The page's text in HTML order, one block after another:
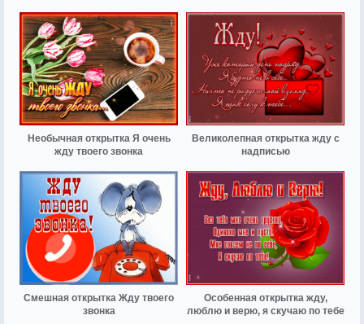
Необычная открытка Я очень
жду твоего звонка
Великолепная открытка жду с
надписью
Смешная открытка Жду твоего
звонка
Особенная открытка жду,
люблю и верю, я скучаю по тебе